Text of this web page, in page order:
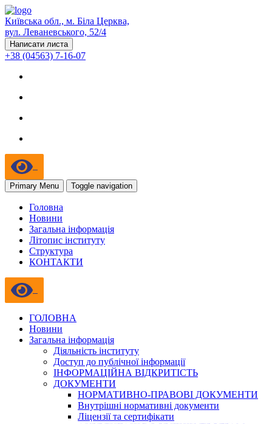
Київська обл., м. Біла Церква,
вул. Леваневського, 52/4
Написати листа
+38 (04563) 7-16-07
Primary Menu Toggle navigation
Головна
Новини
Загальна інформація
Літопис інституту
Структура
КОНТАКТИ
ГОЛОВНА
Новини
Загальна інформація
Діяльність інституту
Доступ до публічної інформації
ІНФОРМАЦІЙНА ВІДКРИТІСТЬ
ДОКУМЕНТИ
НОРМАТИВНО-ПРАВОВІ ДОКУМЕНТИ
Внутрішні нормативні документи
Ліцензії та сертифікати